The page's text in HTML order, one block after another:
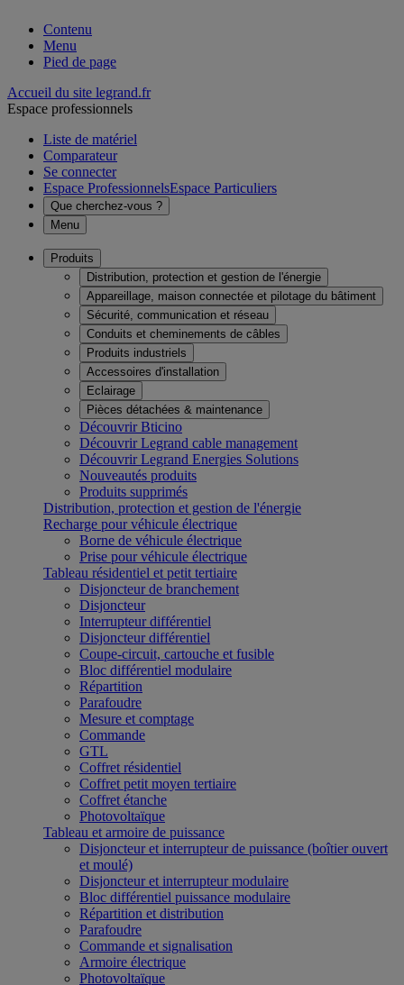
Contenu
Menu
Pied de page
Accueil du site legrand.fr
Espace professionnels
Liste de matériel
Comparateur
Se connecter
Espace ProfessionnelsEspace Particuliers
Que cherchez-vous ?
Menu
Produits
Distribution, protection et gestion de l'énergie
Appareillage, maison connectée et pilotage du bâtiment
Sécurité, communication et réseau
Conduits et cheminements de câbles
Produits industriels
Accessoires d'installation
Eclairage
Pièces détachées & maintenance
Découvrir Bticino
Découvrir Legrand cable management
Découvrir Legrand Energies Solutions
Nouveautés produits
Produits supprimés
Distribution, protection et gestion de l'énergie
Recharge pour véhicule électrique
Borne de véhicule électrique
Prise pour véhicule électrique
Tableau résidentiel et petit tertiaire
Disjoncteur de branchement
Disjoncteur
Interrupteur différentiel
Disjoncteur différentiel
Coupe-circuit, cartouche et fusible
Bloc différentiel modulaire
Répartition
Parafoudre
Mesure et comptage
Commande
GTL
Coffret résidentiel
Coffret petit moyen tertiaire
Coffret étanche
Photovoltaïque
Tableau et armoire de puissance
Disjoncteur et interrupteur de puissance (boîtier ouvert
et moulé)
Disjoncteur et interrupteur modulaire
Bloc différentiel puissance modulaire
Répartition et distribution
Parafoudre
Commande et signalisation
Armoire électrique
Photovoltaïque